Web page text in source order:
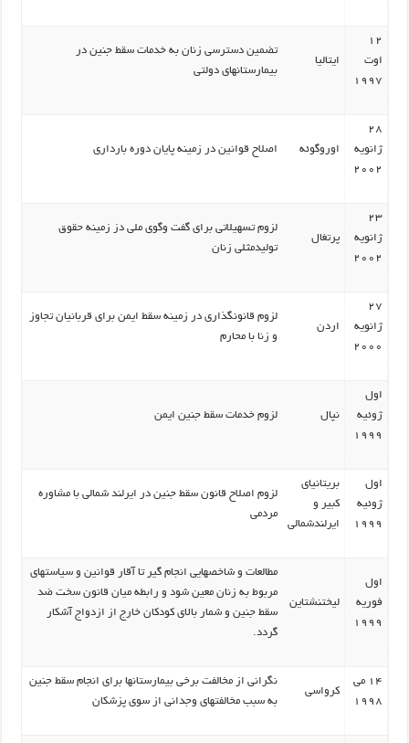
12
اوت
1997
ایتالیا
تضمین دسترسی زنان به خدمات سقط جنین در
بیمارستانهای دولتی
28
ژانویه
2002
اوروگوئه اصلاح قوانین در زمینه پایان دوره بارداری
23
ژانویه
2002
پرتغال
لزوم تسهیلاتی برای گفت وگوی ملی دز زمینه حقوق
تولیدمثلی زنان
27
ژانویه
2000
اردن
لزوم قانونگذاری در زمینه سقط ایمن برای قربانیان تجاوز
و زنا با محارم
اول
ژوئیه
1999
نپال لزوم خدمات سقط جنین ایمن
اول
ژوئیه
1999
بریتانیای
کبیر و
ایرلندشمالی
لزوم اصلاح قانون سقط جنین در ایرلند شمالی با مشاوره
مردمی
اول
فوریه
1999
لیختنشتاین
مطالعات و شاخصهایی انجام گیر تا آقار قوانین و سیاستهای
مربوط به زنان معین شود و رابطه میان قانون سخت ضد
سقط جنین و شمار بالای کودکان خارج از ازدواج آشکار
گردد.
14 می
1998
کرواسی
نگرانی از مخالفت برخی بیمارستانها برای انجام سقط جنین
به سبب مخالفتهای وجدانی از سوی پزشکان